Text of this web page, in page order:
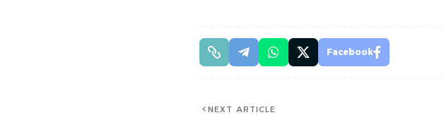
Facebook
NEXT ARTICLE